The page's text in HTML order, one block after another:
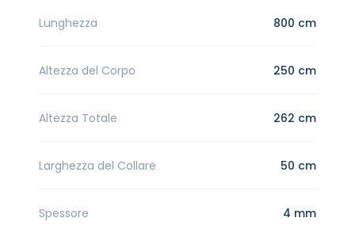
Lunghezza 800 cm
Altezza del Corpo 250 cm
Altezza Totale 262 cm
Larghezza del Collare 50 cm
Spessore 4 mm